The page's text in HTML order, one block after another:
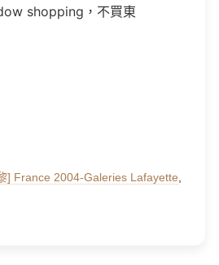
shopping，不買東
] France 2004-Galeries Lafayette